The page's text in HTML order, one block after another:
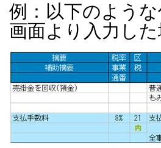
例：以下のよう
画面より入力し